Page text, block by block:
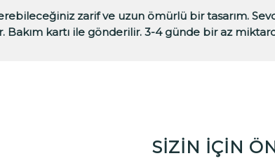
zarif ve uzun ömürlü bir tasarım.
Bakım kartı ile gönderilir. 3-4 günde bir az
SİZİN İÇİN